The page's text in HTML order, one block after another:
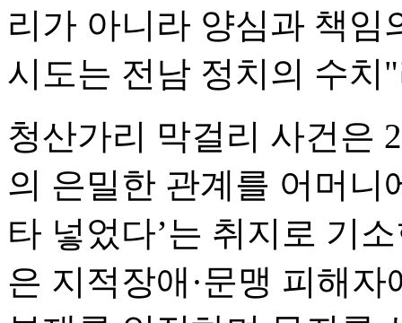
리가 아니라 양심과 책
시도는 전남 정치의 수치
청산가리 막걸리 사건은
의 은밀한 관계를 어머니
타 넣었다’는 취지로 기
은 지적장애·문맹 피해